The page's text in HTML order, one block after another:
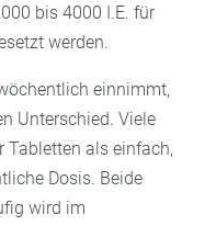
bis 4000 I.E. für
werden.
einnimmt,
Unterschied. Viele
Tabletten als einfach,
Dosis. Beide
wird im